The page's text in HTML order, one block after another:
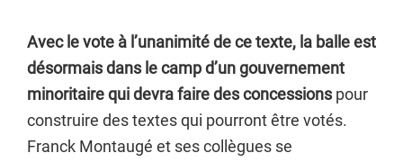
Avec le vote à l’unanimité de ce texte, la balle est
désormais dans le camp d’un gouvernement
minoritaire qui devra faire des concessions pour
construire des textes qui pourront être votés.
Franck Montaugé et ses collègues se